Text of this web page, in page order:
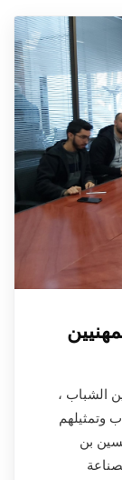
الشباب ،
وتمثيلهم
بن